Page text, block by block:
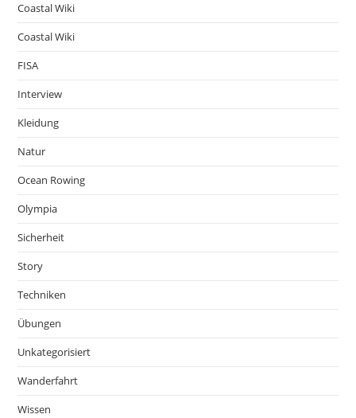
Coastal Wiki
Coastal Wiki
FISA
Interview
Kleidung
Natur
Ocean Rowing
Olympia
Sicherheit
Story
Techniken
Übungen
Unkategorisiert
Wanderfahrt
Wissen